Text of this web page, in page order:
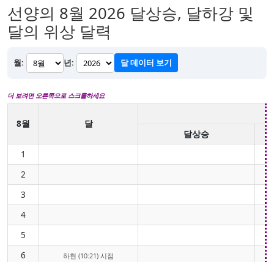
선양의 8월 2026 달상승, 달하강 및
달의 위상 달력
월: 년: 달 데이터 보기
더 보려면 오른쪽으로 스크롤하세요
8월
달
달상승
1
2
3
4
5
6
하현 (10:21) 시점